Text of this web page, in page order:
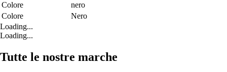
Colore
nero
Colore
Nero
Loading...
Loading...
Tutte le nostre marche